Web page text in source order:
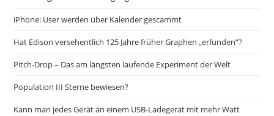
iPhone: User werden über Kalender gescammt
Hat Edison versehentlich 125 Jahre früher Graphen „erfunden“?
Pitch-Drop – Das am längsten laufende Experiment der Welt
Population III Sterne bewiesen?
Kann man jedes Gerät an einem USB-Ladegerät mit mehr Watt